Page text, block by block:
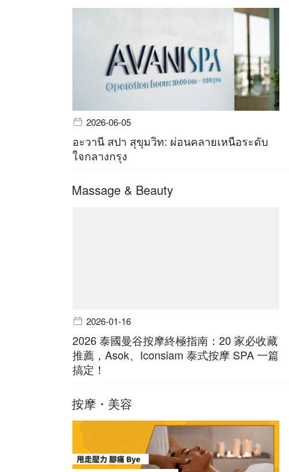
2026-06-05
อะวานี สปา สุขุมวิท: ผ่อนคลายเหนือระดับ
ใจกลางกรุง
Massage & Beauty
2026-01-16
2026 泰國曼谷按摩終極指南：20 家必收藏
推薦，Asok、Iconsiam 泰式按摩 SPA 一篇
搞定！
按摩・美容